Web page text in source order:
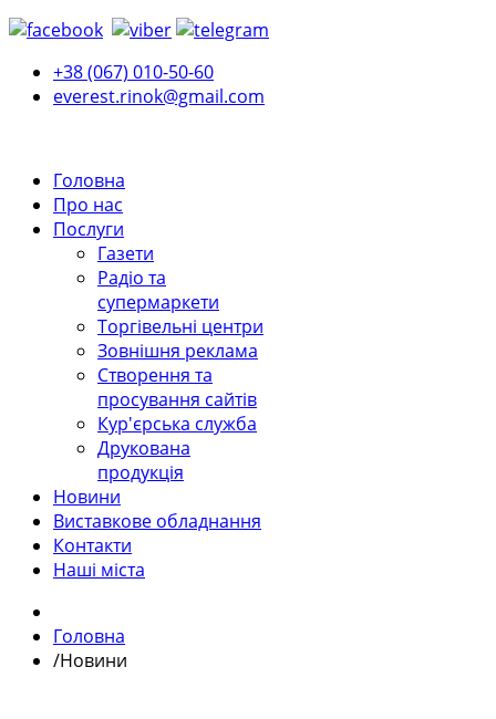
+38 (067) 010-50-60
everest.rinok@gmail.com
Головна
Про нас
Послуги
Газети
Радіо та
супермаркети
Торгівельні центри
Зовнішня реклама
Створення та
просування сайтів
Кур'єрська служба
Друкована
продукція
Новини
Виставкове обладнання
Контакти
Наші міста
Головна
/Новини